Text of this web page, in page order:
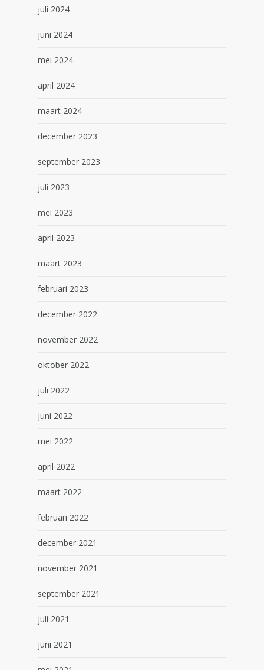
juli 2024
juni 2024
mei 2024
april 2024
maart 2024
december 2023
september 2023
juli 2023
mei 2023
april 2023
maart 2023
februari 2023
december 2022
november 2022
oktober 2022
juli 2022
juni 2022
mei 2022
april 2022
maart 2022
februari 2022
december 2021
november 2021
september 2021
juli 2021
juni 2021